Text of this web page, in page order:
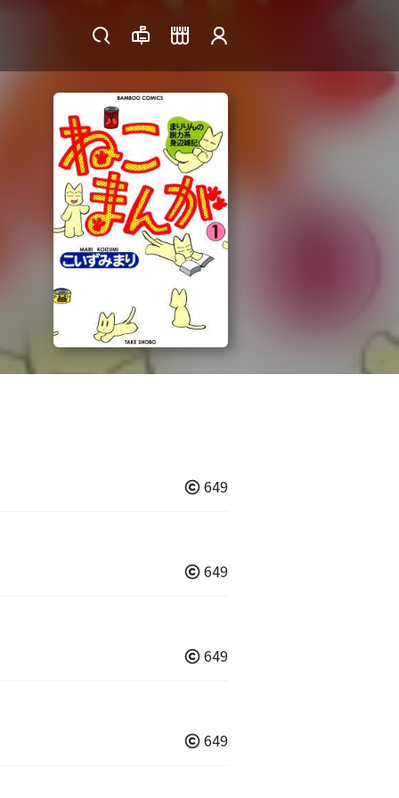
649
649
649
649